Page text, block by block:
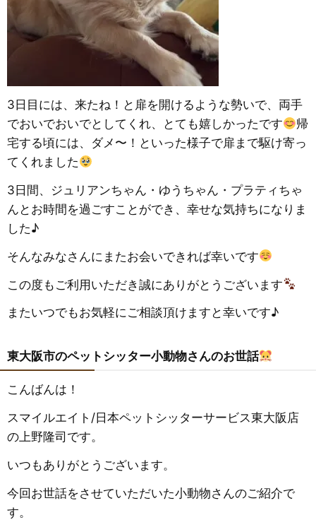
3日目には、来たね！と扉を開けるような勢いで、両手
でおいでおいでとしてくれ、とても嬉しかったです
帰
宅する頃には、ダメ〜！といった様子で扉まで駆け寄っ
てくれました
3日間、ジュリアンちゃん・ゆうちゃん・プラティちゃ
んとお時間を過ごすことができ、幸せな気持ちになりま
した♪
そんなみなさんにまたお会いできれば幸いです
この度もご利用いただき誠にありがとうございます
またいつでもお気軽にご相談頂けますと幸いです♪
東大阪市のペットシッター小動物さんのお世話
こんばんは！
スマイルエイト /日本ペットシッターサービス東大阪店
の上野隆司です。
いつもありがとうございます。
今回お世話をさせていただいた小動物さんのご紹介で
す。